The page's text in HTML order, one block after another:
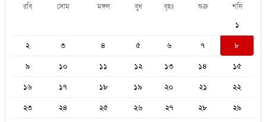
রবি সোম মঙ্গল বুধ বৃহঃ শুক্র শনি
১
২
৩ ৪ ৫ ৬ ৭
৮
৯
১০ ১১ ১২ ১৩ ১৪
১৫
১৬
১৭ ১৮ ১৯ ২০ ২১
২২
২৩
২৪ ২৫ ২৬ ২৭ ২৮
২৯